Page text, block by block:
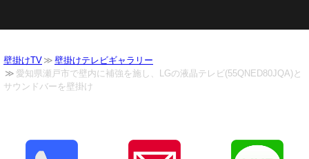
壁掛けTV
壁掛けテレビギャラリー
愛知県瀬戸市で壁内に補強を施し、LGの液晶テレビ(55QNED80JQA)と
サウンドバーを壁掛け